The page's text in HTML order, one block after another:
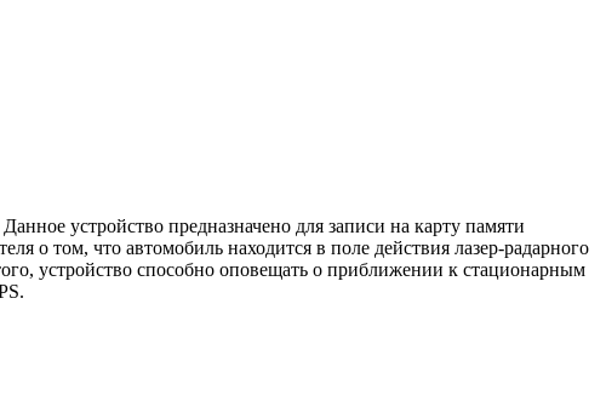
устройство предназначено для записи на карту памяти
о том, что автомобиль находится в поле действия лазер-радарного
устройство способно оповещать о приближении к стационарным